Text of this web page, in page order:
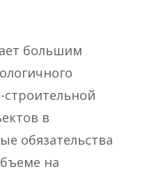
большим
в
обязательства
на